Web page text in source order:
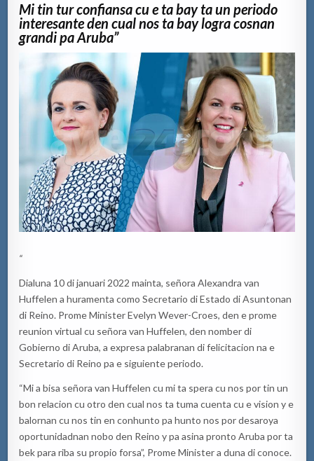
Mi tin tur confiansa cu e ta bay ta un periodo
interesante den cual nos ta bay logra cosnan
grandi pa Aruba”
“
Dialuna 10 di januari 2022 mainta, señora Alexandra van
Huffelen a huramenta como Secretario di Estado di Asuntonan
di Reino. Prome Minister Evelyn Wever-Croes, den e prome
reunion virtual cu señora van Huffelen, den nomber di
Gobierno di Aruba, a expresa palabranan di felicitacion na e
Secretario di Reino pa e siguiente periodo.
“Mi a bisa señora van Huffelen cu mi ta spera cu nos por tin un
bon relacion cu otro den cual nos ta tuma cuenta cu e vision y e
balornan cu nos tin en conhunto pa hunto nos por desaroya
oportunidadnan nobo den Reino y pa asina pronto Aruba por ta
bek para riba su propio forsa”, Prome Minister a duna di conoce.